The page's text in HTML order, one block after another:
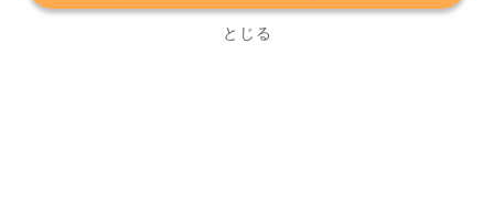
とじる
プライバシーポリシー 利用規約
運営会社
サービスに関してのお問い合わせ